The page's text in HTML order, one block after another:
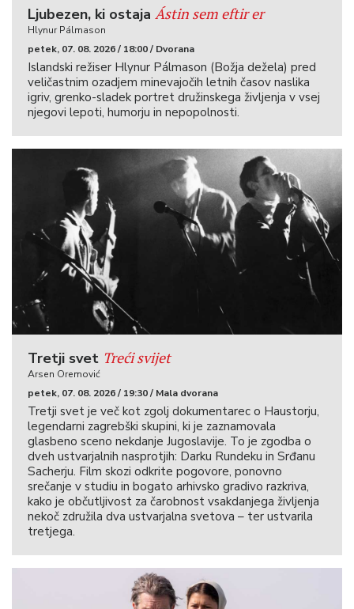
Ljubezen, ki ostaja Ástin sem eftir er
Hlynur Pálmason
petek, 07. 08. 2026 / 18:00 / Dvorana
Islandski režiser Hlynur Pálmason (Božja dežela) pred
veličastnim ozadjem minevajočih letnih časov naslika
igriv, grenko-sladek portret družinskega življenja v vsej
njegovi lepoti, humorju in nepopolnosti.
Tretji svet Treći svijet
Arsen Oremović
petek, 07. 08. 2026 / 19:30 / Mala dvorana
Tretji svet je več kot zgolj dokumentarec o Haustorju,
legendarni zagrebški skupini, ki je zaznamovala
glasbeno sceno nekdanje Jugoslavije. To je zgodba o
dveh ustvarjalnih nasprotjih: Darku Rundeku in Srđanu
Sacherju. Film skozi odkrite pogovore, ponovno
srečanje v studiu in bogato arhivsko gradivo razkriva,
kako je občutljivost za čarobnost vsakdanjega življenja
nekoč združila dva ustvarjalna svetova – ter ustvarila
tretjega.